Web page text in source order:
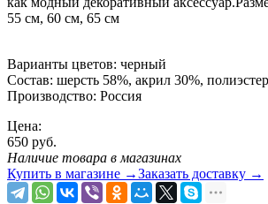
55 см, 60 см, 65 см
Варианты цветов: черный
Состав: шерсть 58%, акрил 30%,
Производство: Россия
Цена:
650 руб.
Наличие товара в магазинах
Купить в магазине →Заказать доставку →